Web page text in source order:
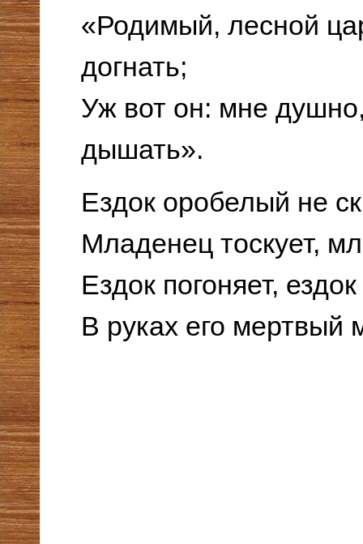
«Родимый, лесной
догнать;
Уж вот он: мне
дышать».
Ездок оробелый не
Младенец тоскует,
Ездок погоняет,
В руках его мертвый